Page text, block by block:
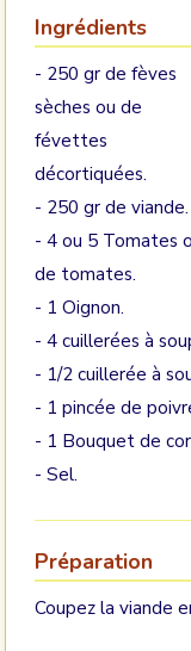
Ingrédients
- 250 gr de fèves
sèches ou de
févettes
décortiquées.
- 250 gr de viande.
- 4 ou 5 Tomates
de tomates.
- 1 Oignon.
- 4 cuillerées à
- 1/2 cuillerée à
- 1 pincée de
- 1 Bouquet de
- Sel.
Préparation
Coupez la viande